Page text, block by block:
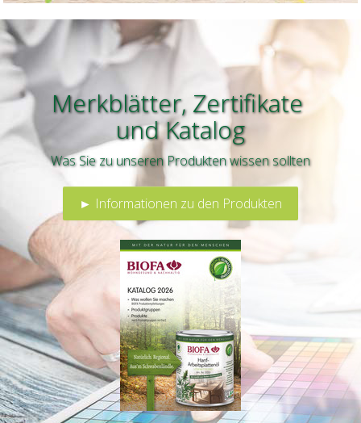
Merkblätter, Zertifikate
undKatalog
Was Sie zu unseren Produkten wissen sollten
► Informationen zu den Produkten